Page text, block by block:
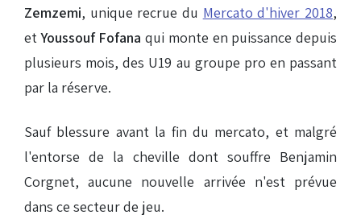
Zemzemi, unique recrue du Mercato d'hiver 2018,
etYoussouf Fofana qui monte en puissance depuis
plusieurs mois, des U19 au groupe pro en passant
par la réserve.
Sauf blessure avant la fin du mercato, et malgré
l'entorse de la cheville dont souffre Benjamin
Corgnet, aucune nouvelle arrivée n'est prévue
dans ce secteur de jeu.